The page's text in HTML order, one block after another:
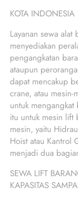
KOTA INDONESIA
Layanan sewa
menyediakan
pengangkatan
ataupun
dapat mencakup
crane, atau
untuk
itu untuk mesin
mesin, yaitu
Hoist atau Kantrol
menjadi dua
SEWA LIFT
KAPASITAS